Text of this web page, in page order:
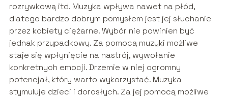
rozrywkową itd. Muzyka wpływa nawet na płód,
dlatego bardzo dobrym pomysłem jest jej słuchanie
przez kobiety ciężarne. Wybór nie powinien być
jednak przypadkowy. Za pomocą muzyki możliwe
staje się wpłynięcie na nastrój, wywołanie
konkretnych emocji. Drzemie w niej ogromny
potencjał, który warto wykorzystać. Muzyka
stymuluje dzieci i dorosłych. Za jej pomocą możliwe